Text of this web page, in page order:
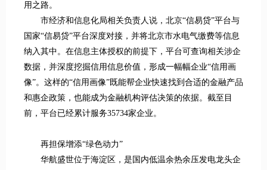
用之路。
市经济和信息化局相关负责人说，北京“信易贷”平台与
国家“信易贷”平台深度对接，并将北京市水电气缴费等信息
纳入其中。在信息主体授权的前提下，平台可查询相关涉企
数据，并深度挖掘信用信息价值，形成一幅幅企业“信用画
像”。这样的“信用画像”既能帮企业快速找到合适的金融产品
和惠企政策，也能成为金融机构评估决策的依据。截至目
前，平台已经累计服务35734家企业。
再担保增添“绿色动力”
华航盛世位于海淀区，是国内低温余热余压发电龙头企